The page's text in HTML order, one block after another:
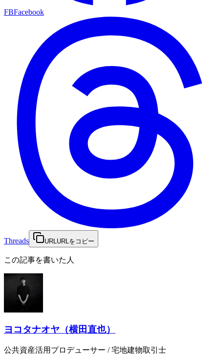
FBFacebook
Threads URL URLをコピー
この記事を書いた人
ヨコタナオヤ（横田直也）
公共資産活用プロデューサー / 宅地建物取引士